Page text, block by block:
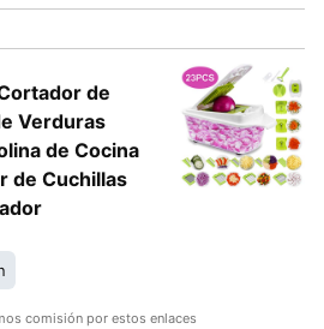
de
Verduras
de Cocina
de Cuchillas
comisión por estos enlaces